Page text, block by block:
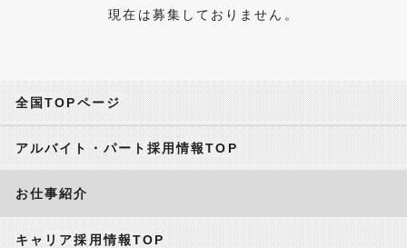
現在は募集しておりません。
全国TOPページ
アルバイト・パート採用情報TOP
お仕事紹介
キャリア採用情報TOP